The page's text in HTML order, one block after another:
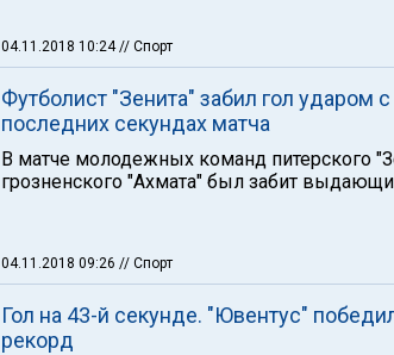
04.11.2018 10:24// Спорт
Футболист "Зенита" забил гол ударом
последних секундах матча
В матче молодежных команд питерского
грозненского "Ахмата" был забит
04.11.2018 09:26 // Спорт
Гол на 43-й секунде. "Ювентус"
рекорд